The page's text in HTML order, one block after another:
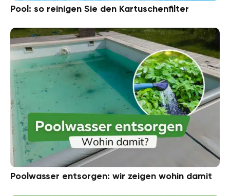
Pool: so reinigen Sie den Kartuschenfilter
Poolwasser entsorgen: wir zeigen wohin damit